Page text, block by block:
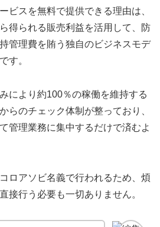
ビスを無料で提供できる理由は、
得られる販売利益を活用して、防
管理費を賄う独自のビジネスモデ
す。
により約100％の稼働を維持する
らのチェック体制が整っており、
管理業務に集中するだけで済むよ
ロアソビ名義で行われるため、煩
接行う必要も一切ありません。